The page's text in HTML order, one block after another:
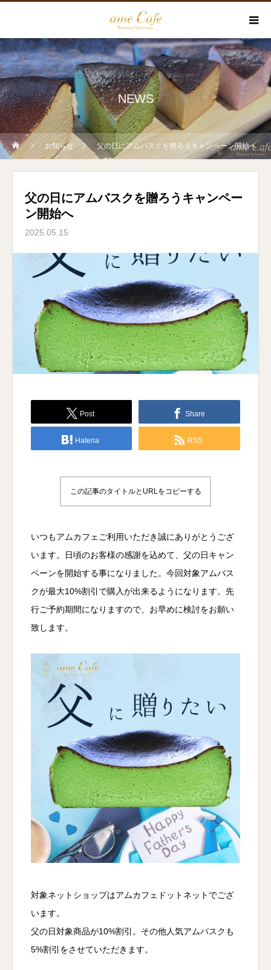
NEWS
お知らせ 父の日にアムバスクを贈ろうキャンペーン開始へ
父の日にアムバスクを贈ろうキャンペー
ン開始へ
2025.05.15
Post Share
Hatena RSS
この記事のタイトルとURLをコピーする
いつもアムカフェご利用いただき誠にありがとうござ
います。日頃のお客様の感謝を込めて、父の日キャン
ペーンを開始する事になりました。今回対象アムバス
クが最大10%割引で購入が出来るようになります。先
行ご予約期間になりますので、お早めに検討をお願い
致します。
対象ネットショップはアムカフェドットネットでござ
います。
父の日対象商品が10%割引。その他人気アムバスクも
5%割引をさせていただきます。